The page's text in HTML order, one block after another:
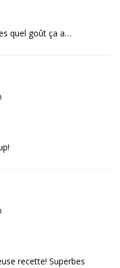
quel goût ça a…
recette! Superbes